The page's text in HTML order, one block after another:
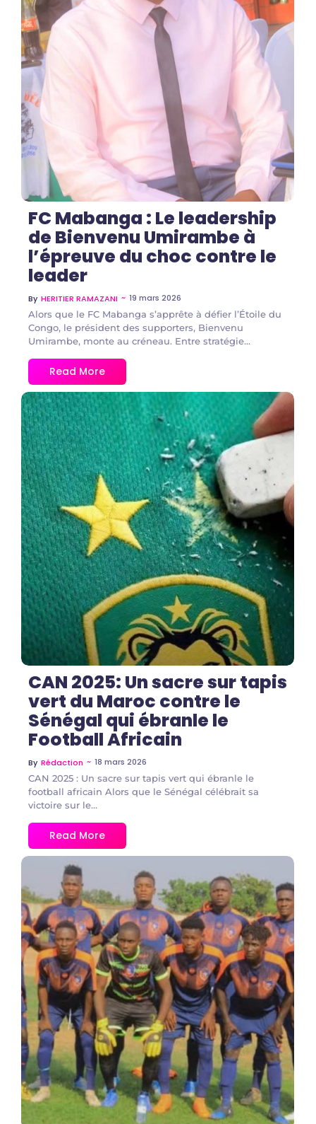
No Comments
FC Mabanga : Le leadership
de Bienvenu Umirambe à
l’épreuve du choc contre le
leader
By HERITIER RAMAZANI ~ 19 mars 2026
Alors que le FC Mabanga s’apprête à défier l’Étoile du
Congo, le président des supporters, Bienvenu
Umirambe, monte au créneau. Entre stratégie...
Read More
No Comments
CAN 2025: Un sacre sur tapis
vert du Maroc contre le
Sénégal qui ébranle le
Football Africain
By Rédaction ~ 18 mars 2026
CAN 2025 : Un sacre sur tapis vert qui ébranle le
football africain ​Alors que le Sénégal célébrait sa
victoire sur le...
Read More
No Comments